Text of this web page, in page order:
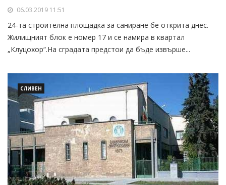
06.03.2019 11:51
24-та строителна площадка за саниране бе открита днес.
Жилищният блок е номер 17 и се намира в квартал
„Клуцохор“.На сградата предстои да бъде извърше...
СЛИВЕН